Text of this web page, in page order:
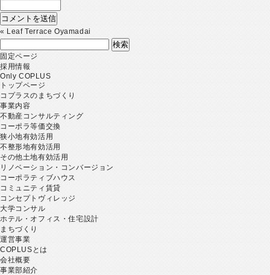
« Leaf Terrace Oyamadai
検
索:
固定ページ
採用情報
Only COPLUS
トップページ
コプラスのまちづくり
事業内容
不動産コンサルティング
コーポラ等価交換
狭小地有効活用
不整形地有効活用
その他土地有効活用
リノベーション・コンバージョン
コーポラティブハウス
コミュニティ賃貸
コンセプトヴィレッジ
大学コンサル
ホテル・オフィス・住宅設計
まちづくり
運営事業
COPLUSとは
会社概要
事業部紹介